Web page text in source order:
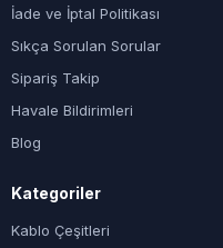
İade ve İptal Politikası
Sıkça Sorulan Sorular
Sipariş Takip
Havale Bildirimleri
Blog
Kategoriler
Kablo Çeşitleri